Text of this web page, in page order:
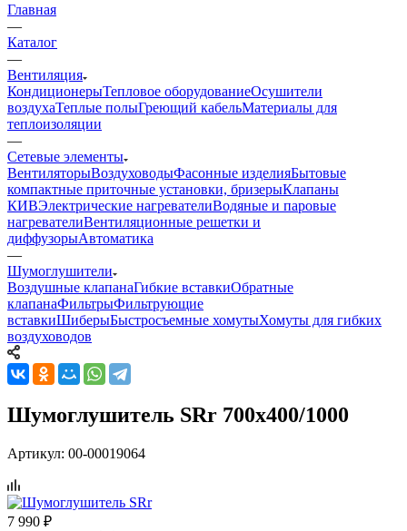
Главная
—
Каталог
—
Вентиляция
КондиционерыТепловое оборудованиеОсушители
воздухаТеплые полыГреющий кабельМатериалы для
теплоизоляции
—
Сетевые элементы
ВентиляторыВоздуховодыФасонные изделияБытовые
компактные приточные установки, бризерыКлапаны
КИВЭлектрические нагревателиВодяные и паровые
нагревателиВентиляционные решетки и
диффузорыАвтоматика
—
Шумоглушители
Воздушные клапанаГибкие вставкиОбратные
клапанаФильтрыФильтрующие
вставкиШиберыБыстросъемные хомутыХомуты для гибких
воздуховодов
Шумоглушитель SRr 700х400/1000
Артикул: 00-00019064
7 990 ₽